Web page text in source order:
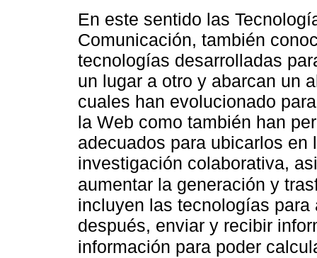
En este sentido las
Comunicación, también
tecnologías desarrolladas
un lugar a otro y abarcan un
cuales han evolucionado
la Web como también han
adecuados para ubicarlos
investigación colaborativa,
aumentar la generación y
incluyen las tecnologías
después, enviar y recibir
información para poder